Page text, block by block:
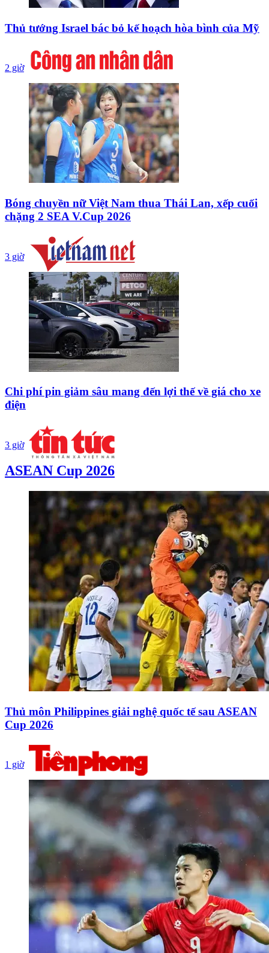
Thủ tướng Israel bác bỏ kế hoạch hòa bình của Mỹ
2 giờ
Bóng chuyền nữ Việt Nam thua Thái Lan, xếp cuối
chặng 2 SEA V.Cup 2026
3 giờ
Chi phí pin giảm sâu mang đến lợi thế về giá cho xe
điện
3 giờ
ASEAN Cup 2026
Thủ môn Philippines giải nghệ quốc tế sau ASEAN
Cup 2026
1 giờ